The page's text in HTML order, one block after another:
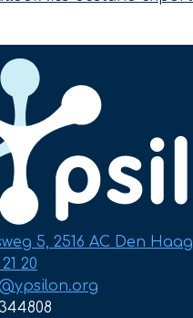
5, 2516 AC Den Haag
20